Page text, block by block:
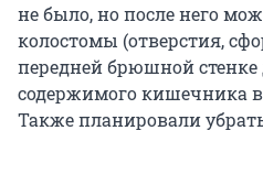
не было, но после него
колостомы (отверстия,
передней брюшной стенке
содержимого кишечника
Также планировали